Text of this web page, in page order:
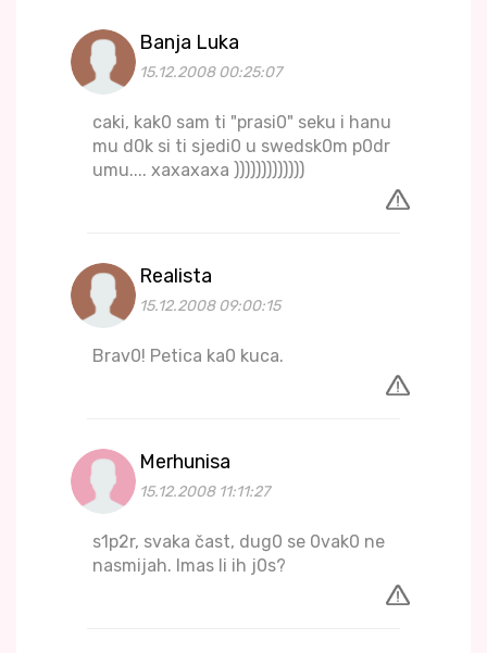
Banja Luka
15.12.2008 00:25:07
caki, kak0 sam ti "prasi0" seku i hanu
mu d0k si ti sjedi0 u swedsk0m p0dr
umu.... xaxaxaxa )))))))))))))
Realista
15.12.2008 09:00:15
Brav0! Petica ka0 kuca.
Merhunisa
15.12.2008 11:11:27
s1p2r, svaka čast, dug0 se 0vak0 ne
nasmijah. Imas li ih j0s?